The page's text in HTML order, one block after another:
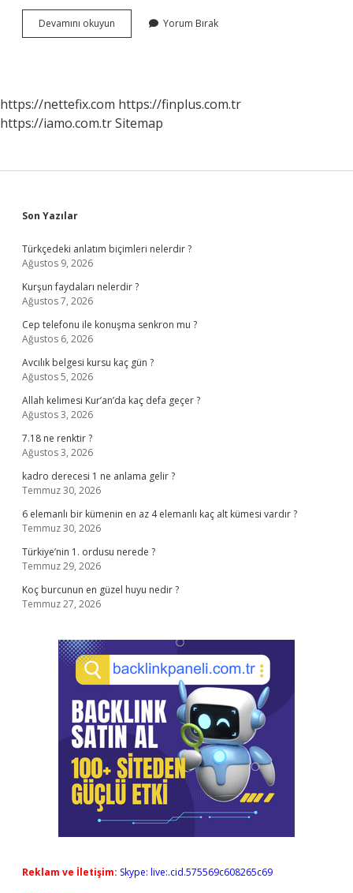
Devamını okuyun
Tane
Yorum Bırak
https://nettefix.com https://finplus.com.tr
https://iamo.com.trSitemap
Sidebar
Son Yazılar
Türkçedeki anlatım biçimleri nelerdir ?
Ağustos 9, 2026
Kurşun faydaları nelerdir ?
Ağustos 7, 2026
Cep telefonu ile konuşma senkron mu ?
Ağustos 6, 2026
Avcılık belgesi kursu kaç gün ?
Ağustos 5, 2026
Allah kelimesi Kur’an’da kaç defa geçer ?
Ağustos 3, 2026
7.18 ne renktir ?
Ağustos 3, 2026
kadro derecesi 1 ne anlama gelir ?
Temmuz 30, 2026
6 elemanlı bir kümenin en az 4 elemanlı kaç alt kümesi vardır ?
Temmuz 30, 2026
Türkiye’nin 1. ordusu nerede ?
Temmuz 29, 2026
Koç burcunun en güzel huyu nedir ?
Temmuz 27, 2026
Reklam ve İletişim: Skype: live:.cid.575569c608265c69